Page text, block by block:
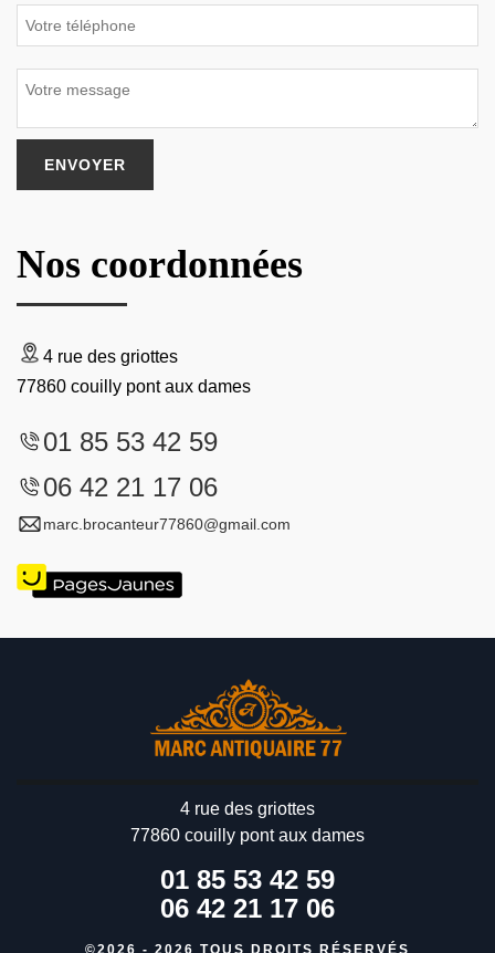
Nos coordonnées
4 rue des griottes
77860 couilly pont aux dames
01 85 53 42 59
06 42 21 17 06
marc.brocanteur77860@gmail.com
4 rue des griottes
77860 couilly pont aux dames
01 85 53 42 59
06 42 21 17 06
©2026 - 2026 TOUS DROITS RÉSERVÉS